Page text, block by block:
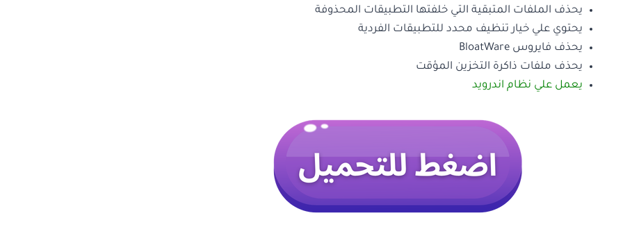
يحذف الملفات المتبقية التي خلفتها التطبيقات المحذوفة
يحتوي علي خيار تنظيف محدد للتطبيقات الفردية
يحذف فايروس BloatWare
يحذف ملفات ذاكرة التخزين المؤقت
يعمل علي نظام اندرويد